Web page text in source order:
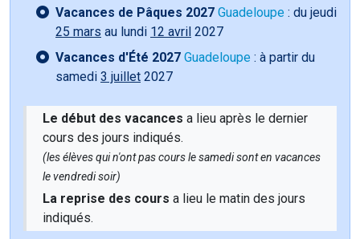
Vacances de Pâques 2027 Guadeloupe : du jeudi
25 mars au lundi 12 avril 2027
Vacances d'Été 2027 Guadeloupe : à partir du
samedi 3 juillet 2027
Le début des vacances a lieu après le dernier
cours des jours indiqués.
(les élèves qui n'ont pas cours le samedi sont en vacances
le vendredi soir)
La reprise des cours a lieu le matin des jours
indiqués.